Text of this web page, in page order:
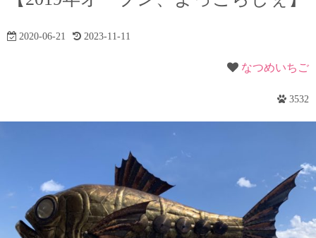
2020-06-21 2023-11-11
なつめいちご
3532